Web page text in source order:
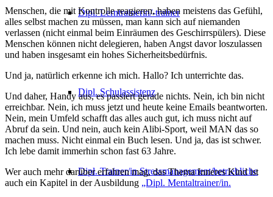
Dipl. Lerntrainerin/-trainer
Dipl. Schulassistenz
Dipl. Trainer/in Stressmanagement/betriebliche
Menschen, die mit Kontrolle reagieren, haben meistens das Gefühl,
alles selbst machen zu müssen, man kann sich auf niemanden
verlassen (nicht einmal beim Einräumen des Geschirrspülers). Diese
Menschen können nicht delegieren, haben Angst davor loszulassen
und haben insgesamt ein hohes Sicherheitsbedürfnis.
Und ja, natürlich erkenne ich mich. Hallo? Ich unterrichte das.
Und daher, Handy aus, es passiert gerade nichts. Nein, ich bin nicht
erreichbar. Nein, ich muss jetzt und heute keine Emails beantworten.
Nein, mein Umfeld schafft das alles auch gut, ich muss nicht auf
Abruf da sein. Und nein, auch kein Alibi-Sport, weil MAN das so
machen muss. Nicht einmal ein Buch lesen. Und ja, das ist schwer.
Ich lebe damit immerhin schon fast 63 Jahre.
Wer auch mehr darüber erfahren mag, das Thema Inneres Kind ist
auch ein Kapitel in der Ausbildung „Dipl. Mentaltrainer/in.